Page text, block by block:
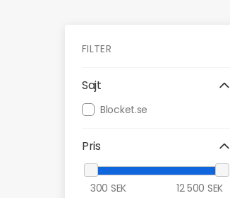
FILTER
Sajt
Blocket.se
Pris
300 SEK 12 500 SEK